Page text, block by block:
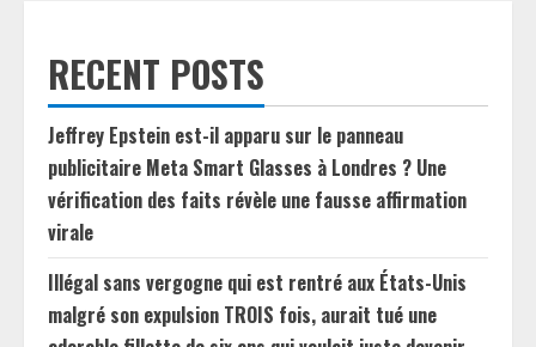
RECENT POSTS
Jeffrey Epstein est-il apparu sur le panneau
publicitaire Meta Smart Glasses à Londres ? Une
vérification des faits révèle une fausse affirmation
virale
Illégal sans vergogne qui est rentré aux États-Unis
malgré son expulsion TROIS fois, aurait tué une